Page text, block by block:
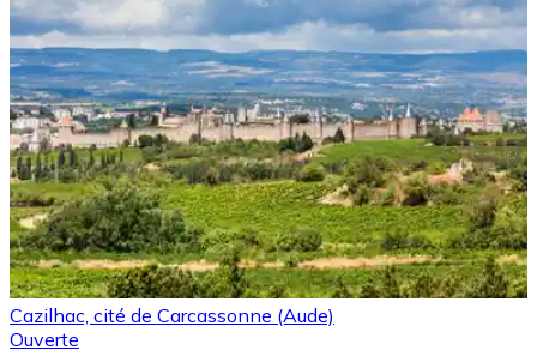
Cazilhac, cité de Carcassonne (Aude)
Ouverte